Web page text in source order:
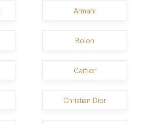
Armani
Bolon
Cartier
Christian Dior